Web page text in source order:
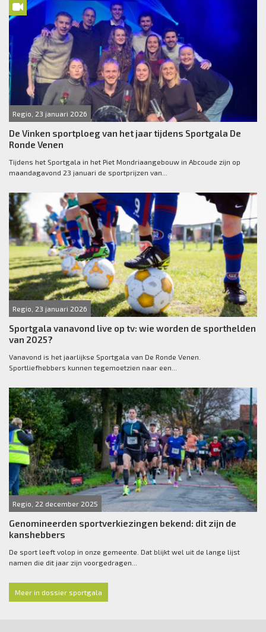
Regio, 23 januari 2026
De Vinken sportploeg van het jaar tijdens Sportgala De
Ronde Venen
Tijdens het Sportgala in het Piet Mondriaangebouw in Abcoude zijn op
maandagavond 23 januari de sportprijzen van...
Regio, 23 januari 2026
Sportgala vanavond live op tv: wie worden de sporthelden
van 2025?
Vanavond is het jaarlijkse Sportgala van De Ronde Venen.
Sportliefhebbers kunnen tegemoetzien naar een...
Regio, 22 december 2025
Genomineerden sportverkiezingen bekend: dit zijn de
kanshebbers
De sport leeft volop in onze gemeente. Dat blijkt wel uit de lange lijst
namen die dit jaar zijn voorgedragen...
Meer in dossier sportgala